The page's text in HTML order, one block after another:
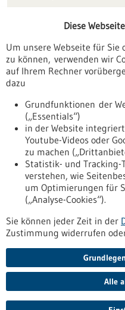
Veranstaltungen
Erscheinungsdatum
Nach oben
Informiert bleiben
Newsletter abonnieren
Diese
Um unsere Webseite für
zu können, verwenden wir
auf Ihrem Rechner
dazu
Grundfunktionen der
(„Essentials“)
in der Website
Youtube-Videos oder
zu machen
Statistik- und Tracking-
verstehen, wie
um Optimierungen für
(„Analyse-Cookies“).
Sie können jeder Zeit in der
Zustimmung widerrufen
Alle